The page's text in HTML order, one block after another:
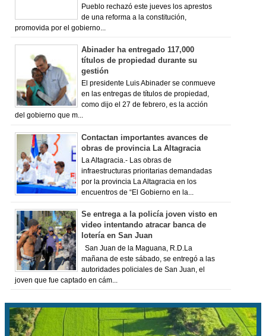
Pueblo rechazó este jueves los aprestos
de una reforma a la constitución,
promovida por el gobierno...
Abinader ha entregado 117,000
títulos de propiedad durante su
gestión
El presidente Luis Abinader se conmueve
en las entregas de títulos de propiedad,
como dijo el 27 de febrero, es la acción
del gobierno que m...
Contactan importantes avances de
obras de provincia La Altagracia
La Altagracia.- Las obras de
infraestructuras prioritarias demandadas
por la provincia La Altagracia en los
encuentros de “El Gobierno en la...
Se entrega a la policía joven visto en
video intentando atracar banca de
lotería en San Juan
San Juan de la Maguana, R.D.La
mañana de este sábado, se entregó a las
autoridades policiales de San Juan, el
joven que fue captado en cám...